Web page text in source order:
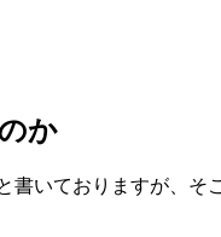
か
書いておりますが、そ